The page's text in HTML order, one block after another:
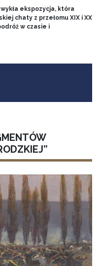
ekspozycja, która
chaty z przełomu XIX i XX
w czasie i